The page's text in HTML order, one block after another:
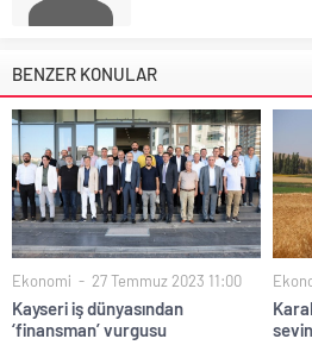
BENZER KONULAR
Ekonomi 27 Temmuz 2023 11:00
Kayseri iş dünyasından
‘finansman’ vurgusu